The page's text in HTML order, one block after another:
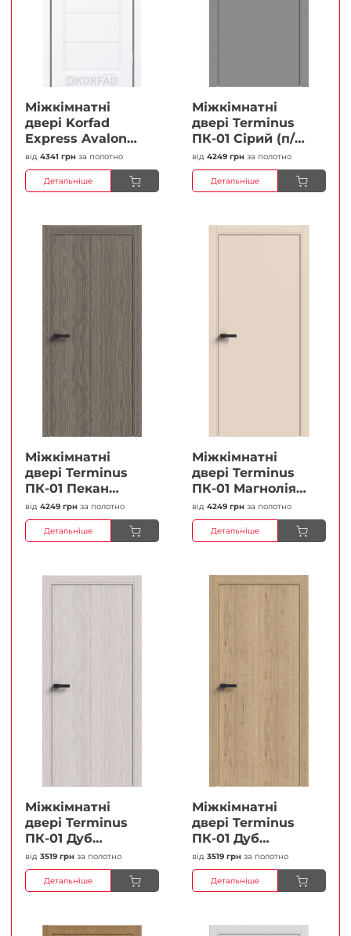
Міжкімнатні
двері Korfad
Express Avalon
Білий мат
Кристал
Антискретч
від 4341 грн за полотно
Детальніше
Міжкімнатні
двері Terminus
ПК-01 Сірий (п/п)
Глухі Плівка
від 4249 грн за полотно
Детальніше
Міжкімнатні
двері Terminus
ПК-01 Пекан
Глухі Плівка
від 4249 грн за полотно
Детальніше
Міжкімнатні
двері Terminus
ПК-01 Магнолія
Глухі Плівка
від 4249 грн за полотно
Детальніше
Міжкімнатні
двері Terminus
ПК-01 Дуб
перлиний Глухі
Плівка
від 3519 грн за полотно
Детальніше
Міжкімнатні
двері Terminus
ПК-01 Дуб
класичний Глухі
Плівка
від 3519 грн за полотно
Детальніше